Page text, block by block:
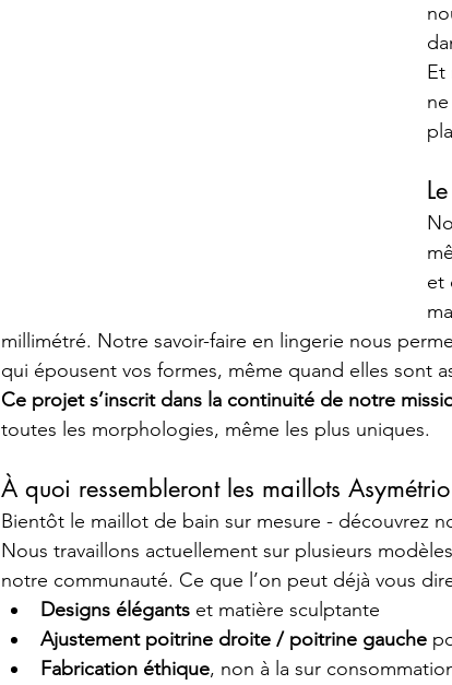
Et
et
millimétré. Notre savoir-faire en lingerie nous
qui épousent vos formes, même quand elles sont
Ce projet s’inscrit dans la continuité de notre
toutes les morphologies, même les plus uniques.
À quoi ressembleront les maillots
Bientôt le maillot de bain sur mesure - découvrez
Nous travaillons actuellement sur plusieurs
notre communauté. Ce que l’on peut déjà vous
Designs élégants et matière sculptante
Ajustement poitrine droite / poitrine gauche
Fabrication éthique, non à la sur